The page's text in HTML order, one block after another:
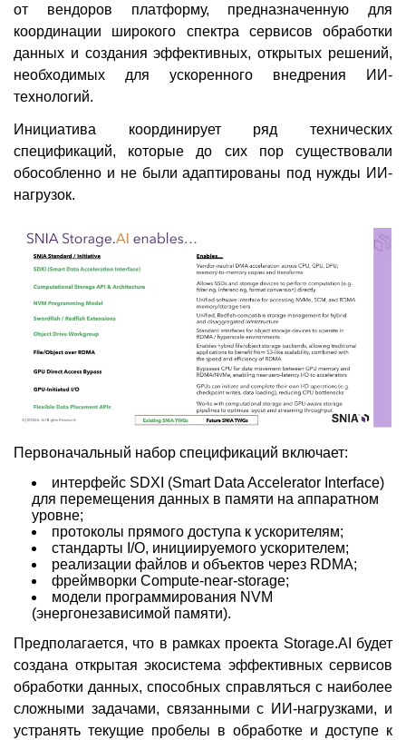
от вендоров платформу, предназначенную для
координации широкого спектра сервисов обработки
данных и создания эффективных, открытых решений,
необходимых для ускоренного внедрения ИИ-
технологий.
Инициатива координирует ряд технических
спецификаций, которые до сих пор существовали
обособленно и не были адаптированы под нужды ИИ-
нагрузок.
Первоначальный набор спецификаций включает:
интерфейс SDXI (Smart Data Accelerator Interface)
для перемещения данных в памяти на аппаратном
уровне;
протоколы прямого доступа к ускорителям;
стандарты I/O, инициируемого ускорителем;
реализации файлов и объектов через RDMA;
фреймворки Compute-near-storage;
модели программирования NVM
(энергонезависимой памяти).
Предполагается, что в рамках проекта Storage.AI будет
создана открытая экосистема эффективных сервисов
обработки данных, способных справляться с наиболее
сложными задачами, связанными с ИИ-нагрузками, и
устранять текущие пробелы в обработке и доступе к